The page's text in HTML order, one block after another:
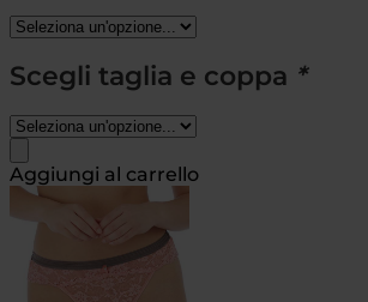
Scegli taglia e coppa *
Aggiungi al carrello